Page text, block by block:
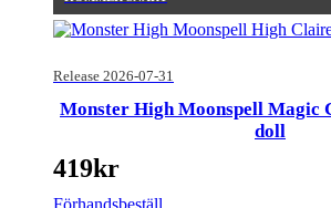
Release 2026-07-31
Monster High Moonspell Magic
doll
419kr
Förhandsbeställ